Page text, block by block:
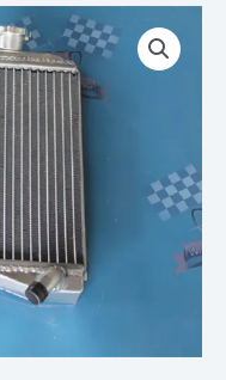
Plage
de
prix :
€ 115,00
à
€ 179,00